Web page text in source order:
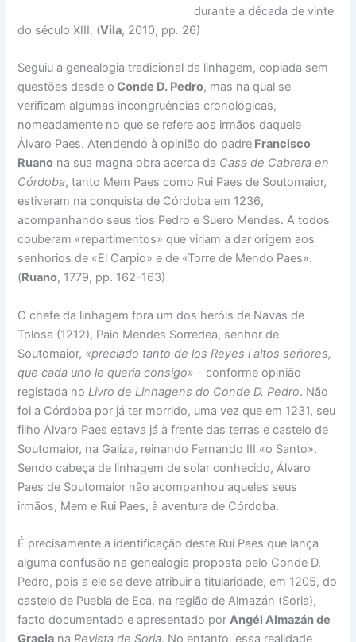
durante a década de vinte
do século XIII. (Vila, 2010, pp. 26)
Seguiu a genealogia tradicional da linhagem, copiada sem
questões desde o Conde D. Pedro, mas na qual se
verificam algumas incongruências cronológicas,
nomeadamente no que se refere aos irmãos daquele
Álvaro Paes. Atendendo à opinião do padre Francisco
Ruano na sua magna obra acerca da Casa de Cabrera en
Córdoba, tanto Mem Paes como Rui Paes de Soutomaior,
estiveram na conquista de Córdoba em 1236,
acompanhando seus tios Pedro e Suero Mendes. A todos
couberam «repartimentos» que viriam a dar origem aos
senhorios de «El Carpio» e de «Torre de Mendo Paes».
(Ruano, 1779, pp. 162-163)
O chefe da linhagem fora um dos heróis de Navas de
Tolosa (1212), Paio Mendes Sorredea, senhor de
Soutomaior, «preciado tanto de los Reyes i altos señores,
que cada uno le queria consigo»– conforme opinião
registada noLivro de Linhagens do Conde D. Pedro. Não
foi a Córdoba por já ter morrido, uma vez que em 1231, seu
filho Álvaro Paes estava já à frente das terras e castelo de
Soutomaior, na Galiza, reinando Fernando III «o Santo».
Sendo cabeça de linhagem de solar conhecido, Álvaro
Paes de Soutomaior não acompanhou aqueles seus
irmãos, Mem e Rui Paes, à aventura de Córdoba.
É precisamente a identificação deste Rui Paes que lança
alguma confusão na genealogia proposta pelo Conde D.
Pedro, pois a ele se deve atribuir a titularidade, em 1205, do
castelo de Puebla de Eca, na região de Almazán (Soria),
facto documentado e apresentado porAngél Almazán de
Gracia na Revista de Soria. No entanto, essa realidade